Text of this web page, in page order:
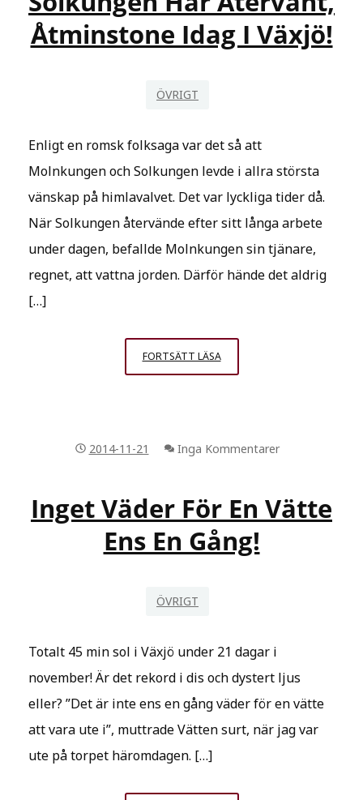
Åtminstone Idag I Växjö!
ÖVRIGT
Enligt en romsk folksaga var det så att
Molnkungen och Solkungen levde i allra största
vänskap på himlavalvet. Det var lyckliga tider då.
När Solkungen återvände efter sitt långa arbete
under dagen, befallde Molnkungen sin tjänare,
regnet, att vattna jorden. Därför hände det aldrig
[…]
FORTSÄTT LÄSASOLKUNGEN
HAR
I
2014-11-21 Inga Kommentarer
Inget Väder För En Vätte
Ens En Gång!
ÖVRIGT
Totalt 45 min sol i Växjö under 21 dagar i
november! Är det rekord i dis och dystert ljus
eller? ”Det är inte ens en gång väder för en vätte
att vara ute i”, muttrade Vätten surt, när jag var
ute på torpet häromdagen. […]